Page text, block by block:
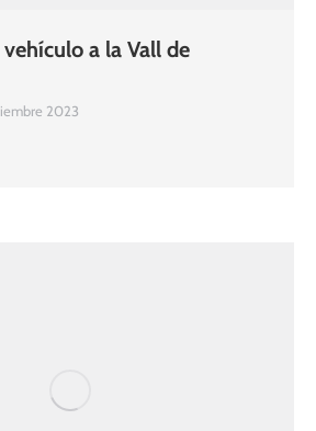
a la Vall de
2023